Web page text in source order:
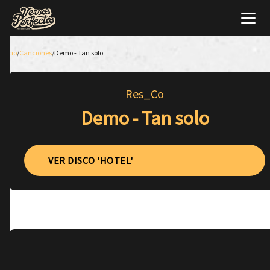
Inicio/Canciones/Demo - Tan solo
Res_Co
Demo - Tan solo
VER DISCO 'HOTEL'